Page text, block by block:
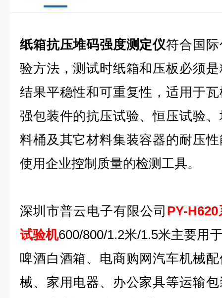
纸箱抗压堆码强度测定仪符合国
验方法，测试时纸箱和压板必须
结果平稳性和可重复性，适用于
强包装件的抗压试验、恒压试验
料桶及其它材料集装容器的耐压
使用企业控制质量的检测工具。
深圳市普云电子有限公司 PY-
试验机600/800/1.2米/1.5米主要用
啤酒白酒箱、电商购网汽车机械
械、家用电器、办公家具等运输